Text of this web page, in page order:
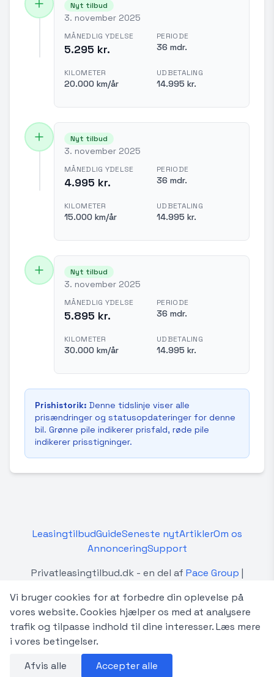
Nyt tilbud
3. november 2025
MÅNEDLIG YDELSE
5.295 kr.
PERIODE
36 mdr.
KILOMETER
20.000 km/år
UDBETALING
14.995 kr.
Nyt tilbud
3. november 2025
MÅNEDLIG YDELSE
4.995 kr.
PERIODE
36 mdr.
KILOMETER
15.000 km/år
UDBETALING
14.995 kr.
Nyt tilbud
3. november 2025
MÅNEDLIG YDELSE
5.895 kr.
PERIODE
36 mdr.
KILOMETER
30.000 km/år
UDBETALING
14.995 kr.
Prishistorik: Denne tidslinje viser alle
prisændringer og statusopdateringer for denne
bil. Grønne pile indikerer prisfald, røde pile
indikerer prisstigninger.
LeasingtilbudGuideSeneste nytArtiklerOm os
AnnonceringSupport
Privatleasingtilbud.dk - en del af Pace Group |
Privatleasingtilbud.dk er en uafhængig platform, der
sammenligner privatleasingtilbud fra forskellige
forhandlere og udbydere i Danmark. Vi er ikke
tilknyttet, autoriseret af eller i samarbejde med de
viste bilmærker.
Vi bruger cookies for at forbedre din oplevelse på
vores website. Cookies hjælper os med at analysere
trafik og tilpasse indhold til dine interesser.Læs mere
i vores betingelser.
Afvis alle
Accepter alle